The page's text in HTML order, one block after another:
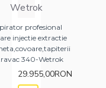
Wetrok
profesional
injectie extractie
340-Wetrok
29.955,00RON